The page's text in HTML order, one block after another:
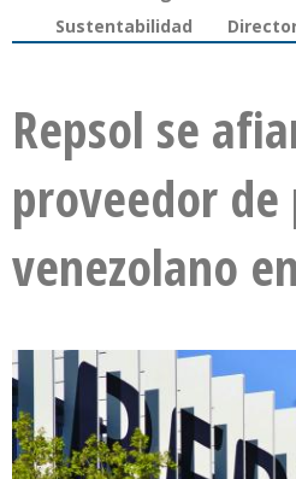
Sustentabilidad
Repsol se
proveedor
venezolano